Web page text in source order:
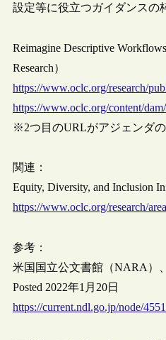
設定等に役立つガイダンスの
Reimagine Descriptive
Research）
https://www.oclc.org/research/
https://www.oclc.org/content/
※2つ目のURLがアジェンダの
関連：
Equity, Diversity, and Inclusion
https://www.oclc.org/research/
参考：
米国国立公文書館（NARA）
Posted 2022年1月20日
https://current.ndl.go.jp/node/